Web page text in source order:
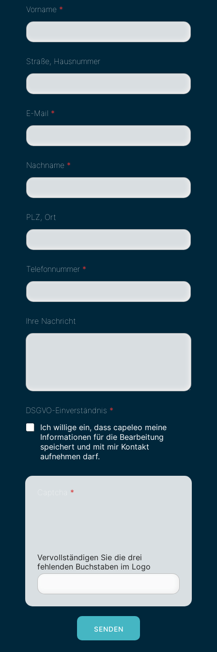
Vorname *
Straße, Hausnummer
E-Mail *
Nachname *
PLZ, Ort
Telefonnummer *
Ihre Nachricht
DSGVO-Einverständnis *
Ich willige ein, dass capeleo meine
Informationen für die Bearbeitung
speichert und mit mir Kontakt
aufnehmen darf.
Captcha *
Vervollständigen Sie die drei
fehlenden Buchstaben im Logo
SENDEN